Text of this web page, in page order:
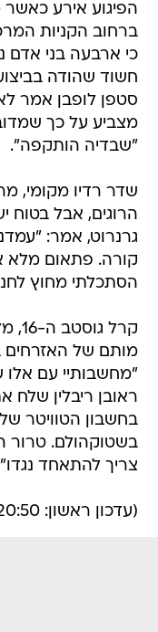
הפיגוע אירע
ברחוב הקניות
חשוד שהודה
סטפן לופבן אמר
מצביע על כך
"שבדיה הותקפה".
שדר רדיו מקומי,
הרוגים, אבל בטוח
גרנרוט, אמר:
קורה. פתאום מלא
הסתכלתי מחוץ
מותם של
"מחשבותיי עם אלו
ראובן ריבלין
בחשבון הטוויטר
בשטוקהולם. טרור
צריך להתאחד
(עדכון ראשון: 20:50)